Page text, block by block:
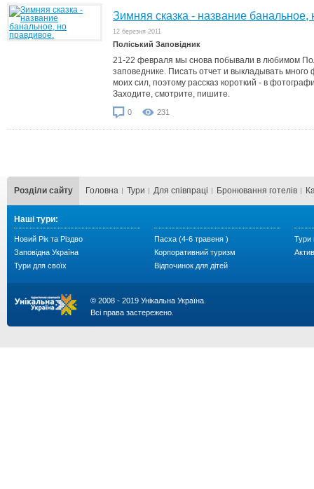
Зимняя сказка - название банальное,
12 березня 2011
Поліський Заповідник
21-22 февраля мы снова побывали в любимом
заповеднике. Писать отчет и выкладывать
моих сил, поэтому рассказ короткий - в
Заходите, смотрите, пишите.
0 231
Розділи сайту Головна Тури Для cпівпраці Бронювання готелів
Наші тури:
Новий Рік та Різдво
Заповідна Україна
Тури для своїх
Пасха (4-6 травеня )
Корпоративний туризм
Відпочинок для дітей
Тури
© 2008 - 2019 Унікальна Україна.
Всі права застережено.